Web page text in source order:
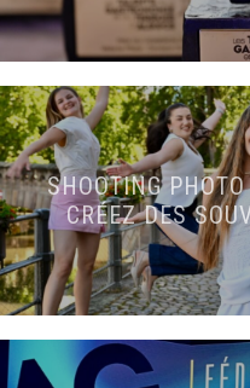
SHOOTING
CRÉEZ DES